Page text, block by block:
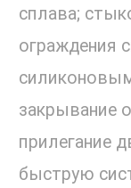
сплава;
ограждения
закрывание
прилегание
быструю